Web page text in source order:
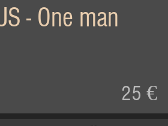
- One man
25 €